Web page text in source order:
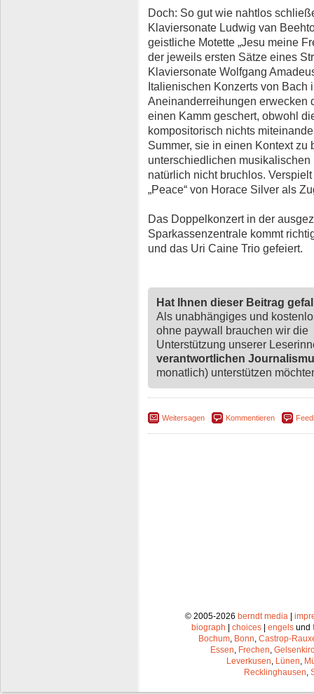
Doch: So gut wie nahtlos
Klaviersonate Ludwig van
geistliche Motette „Jesu meine
der jeweils ersten Sätze eines
Klaviersonate Wolfgang
Italienischen Konzerts von Bach
Aneinanderreihungen erwecken
einen Kamm geschert, obwohl
kompositorisch nichts
Summer, sie in einen Kontext
unterschiedlichen
natürlich nicht bruchlos.
„Peace“ von Horace Silver als
Das Doppelkonzert in der
Sparkassenzentrale kommt
und das Uri Caine Trio gefeiert.
Hat Ihnen dieser Beitrag
Als unabhängiges und
ohne paywall brauchen wir die
Unterstützung unserer
verantwortlichen
monatlich) unterstützen
Weitersagen Kommentieren
© 2005-2026 berndt media|
biograph
choices engels und
Bochum, Bonn, Castrop-
Essen, Frechen,
Leverkusen, Lünen,
Recklinghausen,